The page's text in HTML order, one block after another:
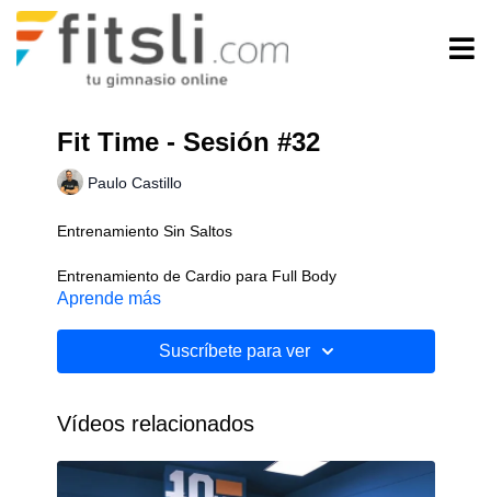
Fit Time - Sesión #32
Paulo Castillo
Entrenamiento Sin Saltos
Entrenamiento de Cardio para Full Body
Aprende más
Suscríbete para ver
Vídeos relacionados